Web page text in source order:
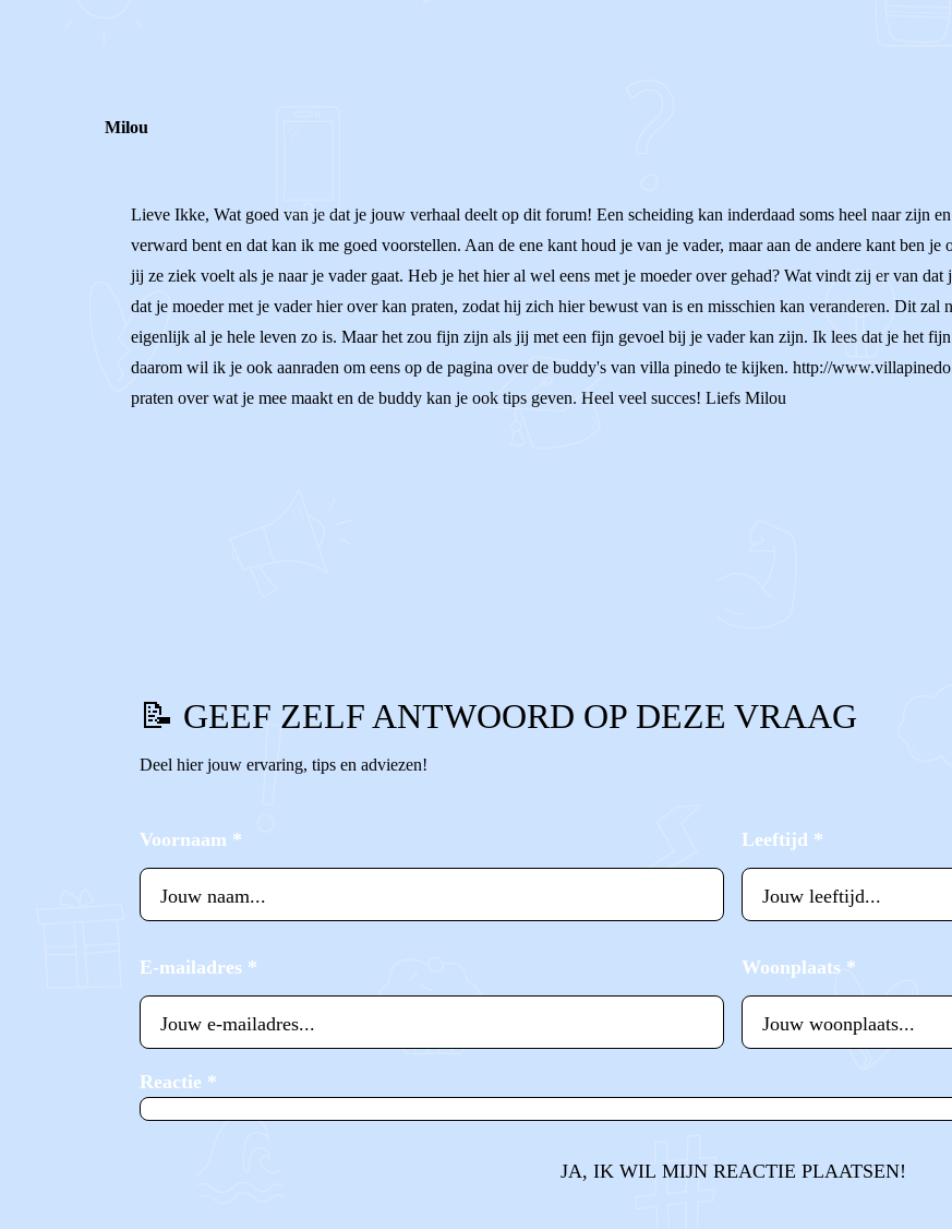
Milou
Lieve Ikke, Wat goed van je dat je jouw verhaal deelt op dit forum! Een scheiding kan inderdaad soms heel naar zijn
verward bent en dat kan ik me goed voorstellen. Aan de ene kant houd je van je vader, maar aan de andere kant ben
jij ze ziek voelt als je naar je vader gaat. Heb je het hier al wel eens met je moeder over gehad? Wat vindt zij er van
dat je moeder met je vader hier over kan praten, zodat hij zich hier bewust van is en misschien kan veranderen. Dit
eigenlijk al je hele leven zo is. Maar het zou fijn zijn als jij met een fijn gevoel bij je vader kan zijn. Ik lees dat je het
daarom wil ik je ook aanraden om eens op de pagina over de buddy's van villa pinedo te kijken. http://
praten over wat je mee maakt en de buddy kan je ook tips geven. Heel veel succes! Liefs Milou
📝 GEEF ZELF ANTWOORD OP DEZE VRAAG
Deel hier jouw ervaring, tips en adviezen!
Voornaam * Leeftijd *
E-mailadres * Woonplaats *
Reactie *
JA, IK WIL MIJN REACTIE PLAATSEN!